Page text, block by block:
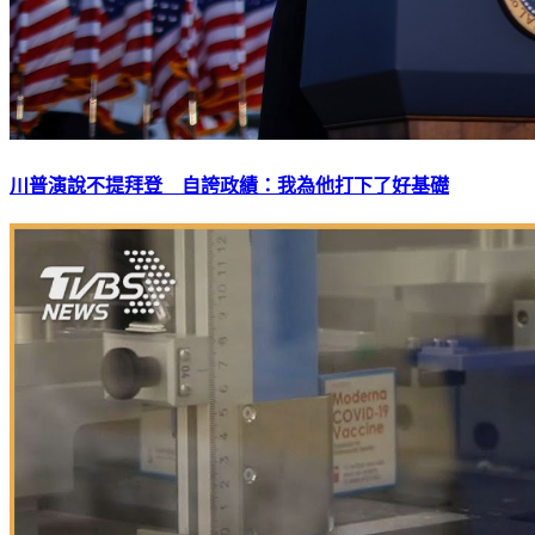
川普演說不提拜登 自誇政績：我為他打下了好基礎